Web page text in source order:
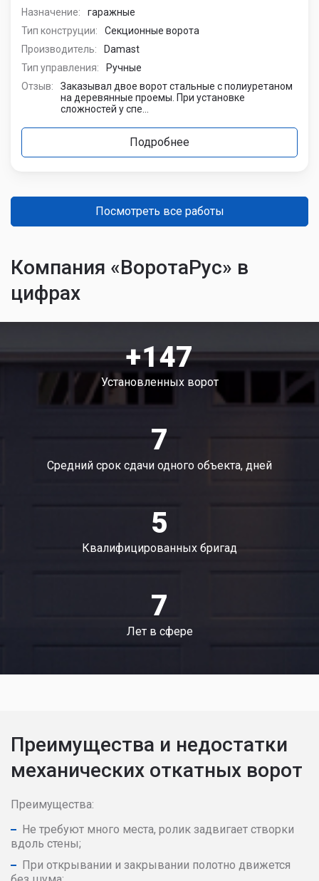
Назначение:
гаражные
Тип конструции:
Секционные ворота
Производитель:
Damast
Тип управления:
Ручные
Отзыв:
Заказывал двое ворот стальные с полиуретаном
на деревянные проемы. При установке
сложностей у спе...
Подробнее
Посмотреть все работы
Компания «ВоротаРус» в
цифрах
+147
Установленных ворот
7
Средний срок сдачи одного объекта, дней
5
Квалифицированных бригад
7
Лет в сфере
Преимущества и недостатки
механических откатных ворот
Преимущества:
Не требуют много места, ролик задвигает створки
вдоль стены;
При открывании и закрывании полотно движется